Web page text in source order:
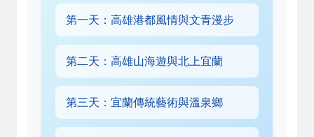
第一天：高雄港都風情與文青漫步
第二天：高雄山海遊與北上宜蘭
第三天：宜蘭傳統藝術與溫泉鄉